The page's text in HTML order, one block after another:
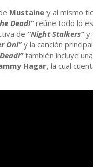
Mustaine y al mismo
Dead!”reúne todo lo
de “Night Stalkers”y
On!”y la canción
también incluye
Hagar, la cual